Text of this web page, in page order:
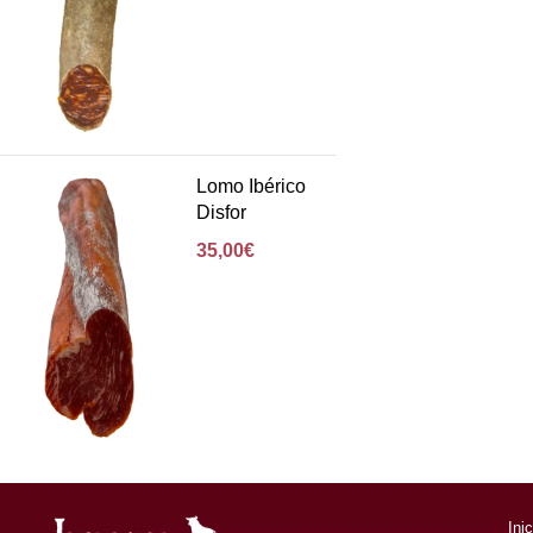
Lomo Ibérico
Disfor
35,00€